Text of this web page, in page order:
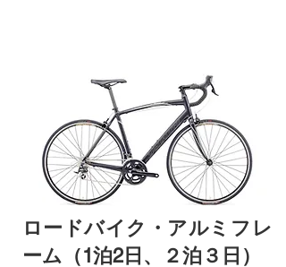
ロードバイク・アルミフレ
ーム（1泊2日、２泊３日）